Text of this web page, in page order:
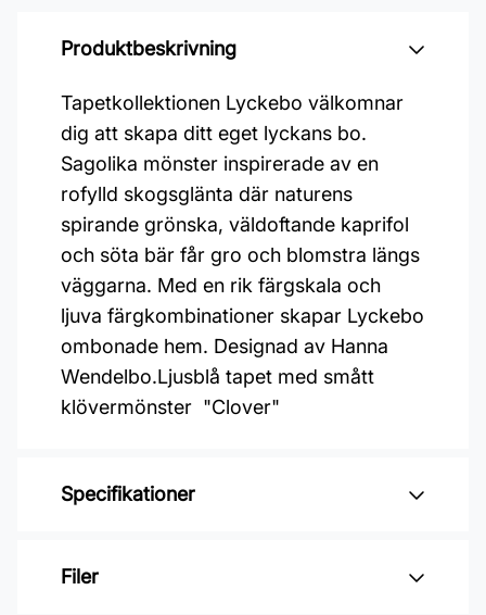
Produktbeskrivning
Tapetkollektionen Lyckebo välkomnar
dig att skapa ditt eget lyckans bo.
Sagolika mönster inspirerade av en
rofylld skogsglänta där naturens
spirande grönska, väldoftande kaprifol
och söta bär får gro och blomstra längs
väggarna. Med en rik färgskala och
ljuva färgkombinationer skapar Lyckebo
ombonade hem. Designad av Hanna
Wendelbo.Ljusblå tapet med smått
klövermönster "Clover"
Specifikationer
Varumärke: Midbec Tapeter
Filer